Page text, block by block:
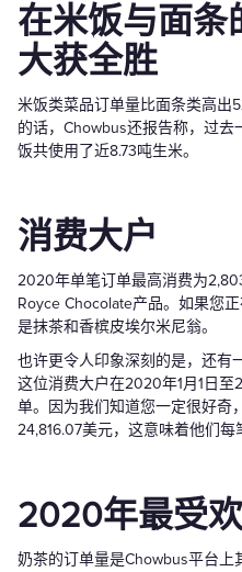
在米饭与面条
大获全胜
米饭类菜品订单量比面条类高出
的话，Chowbus还报告称，过
饭共使用了近8.73吨生米。
消费大户
2020年单笔订单最高消费为
Royce Chocolate产品。如果您
是抹茶和香槟皮埃尔米尼翁。
也许更令人印象深刻的是，还有
这位消费大户在2020年1月1日
单。因为我们知道您一定很好奇
24,816.07美元，这意味着他们每
2020年最受
奶茶的订单量是Chowbus平台